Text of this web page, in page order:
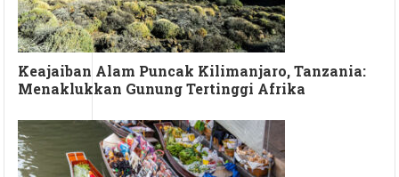
Keajaiban Alam Puncak Kilimanjaro, Tanzania:
Menaklukkan Gunung Tertinggi Afrika